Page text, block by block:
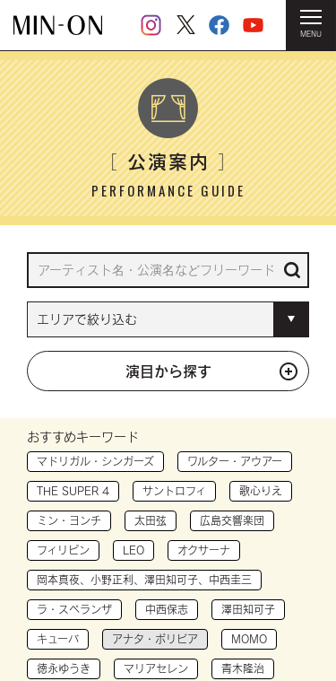
MENU
HOME ＞ 公演案内
［公演案内］
PERFORMANCE GUIDE
演目から探す
おすすめキーワード
マドリガル・シンガーズ ワルター・アウアー
THE SUPER 4 サントロフィ 歌心りえ
ミン・ヨンチ 太田弦 広島交響楽団
フィリピン LEO オクサーナ
岡本真夜、小野正利、澤田知可子、中西圭三
ラ・スペランザ 中西保志 澤田知可子
キューバ アナタ・ボリビア MOMO
徳永ゆうき マリアセレン 青木隆治